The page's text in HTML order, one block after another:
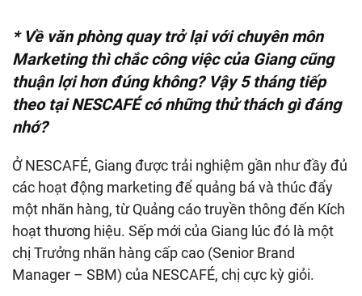
* Về văn phòng quay trở lại với chuyên môn
Marketing thì chắc công việc của Giang cũng
thuận lợi hơn đúng không? Vậy5 tháng tiếp
theo tạiNESCAFÉcó những thử thách gì đáng
nhớ?
Ở NESCAFÉ, Giang được trải nghiệm gần như đầy đủ
các hoạt động marketing để quảng bá và thúc đẩy
một nhãn hàng, từ Quảng cáo truyền thông đến Kích
hoạt thương hiệu. Sếp mới của Giang lúc đó là một
chị Trưởng nhãn hàng cấp cao (Senior Brand
Manager – SBM) của NESCAFÉ, chị cực kỳ giỏi.